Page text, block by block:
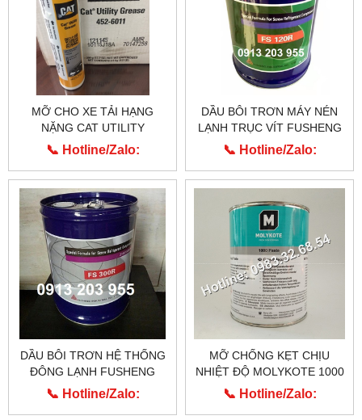
MỠ CHO XE TẢI HẠNG
NẶNG CAT UTILITY
GREASE 452-6011
📞 Hotline/Zalo:
0913.203.955
DẦU BÔI TRƠN MÁY NÉN
LẠNH TRỤC VÍT FUSHENG
FS 120R
📞 Hotline/Zalo:
0913.203.955
DẦU BÔI TRƠN HỆ THỐNG
ĐÔNG LẠNH FUSHENG
FS300R
📞 Hotline/Zalo:
0913.203.955
MỠ CHỐNG KẸT CHỊU
NHIỆT ĐỘ MOLYKOTE 1000
PASTE CỦA HÃNG DUPONT
📞 Hotline/Zalo:
0913.203.955